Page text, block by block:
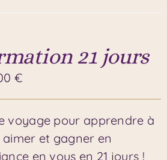
21 jours
€
voyage pour apprendre à
aimer et gagner en
en vous en 21 jours !